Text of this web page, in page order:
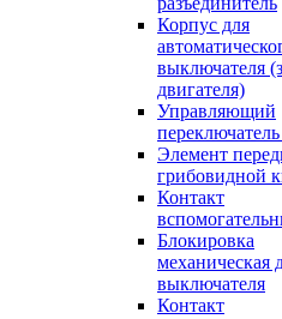
Корпус для
выключателя
двигателя)
Управляющий
Элемент
грибовидной
Контакт
Блокировка
механическая
выключателя
Контакт